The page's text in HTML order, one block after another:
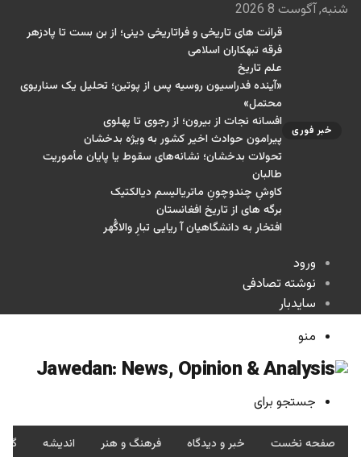
شنبه, آگوست 8 2026
خبر فوری
قرائت های تاریخی و فراتاریخی دینی؛ از بن بست تا پادزهر
فرقه تبهکاران اسلامی
علم تاریخ
«آینده فدراسیون روسیه پس از پوتین؛ تحلیل یک سناریوی
محتمل»
افسانه نجات از بیرون؛ از رجوی تا پهلوی
پیرامون حوادث اخیر کشور به ویژه بدخشان
تحولات بدخشان؛ نشانه‌های سقوط یا پایان مأموریت
طالبان
کاوشِ چندو‌چونِ ماتریالیسم دیالکتیک
برگه های از تاریخ افغانستان
افتخار به دانشگاهیان آ ریایی تبارِ والاگُهر
ورود
نوشته تصادفی
سایدبار
منو
جستجو برای
صفحه نخست خبر و دیدگاه فرهنگ و هنر اندیشه